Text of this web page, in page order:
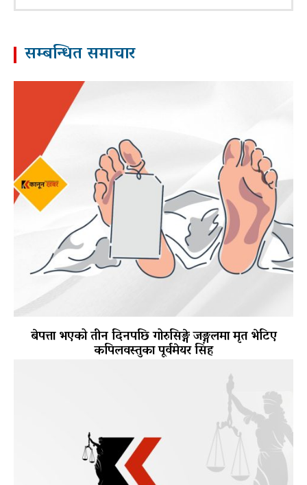
सम्बन्धित समाचार
बेपत्ता भएको तीन दिनपछि गोरुसिङ्गे जङ्गलमा मृत भेटिए
कपिलवस्तुका पूर्वमेयर सिंह